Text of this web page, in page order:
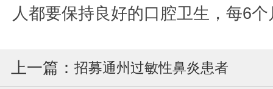
人都要保持良好的口腔卫生，每6
上一篇： 招募通州过敏性鼻炎患者